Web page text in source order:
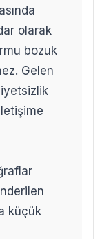
olarak
bozuk
Gelen
küçük